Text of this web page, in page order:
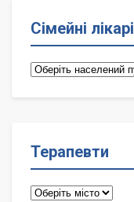
Сімейні лікарі
Сімейні
Терапевти
Терапевти